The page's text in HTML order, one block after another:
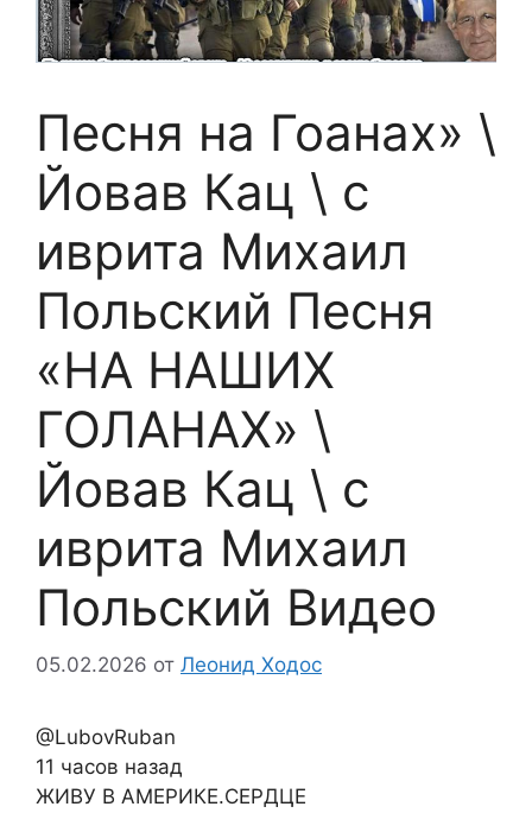
Песня на Гоанах» \
Йовав Кац \ с
иврита Михаил
Польский Песня
«НА НАШИХ
ГОЛАНАХ» \
Йовав Кац \ с
иврита Михаил
Польский Видео
05.02.2026 от Леонид Ходос
@LubovRuban
11 часов назад
ЖИВУ В АМЕРИКЕ.СЕРДЦЕ